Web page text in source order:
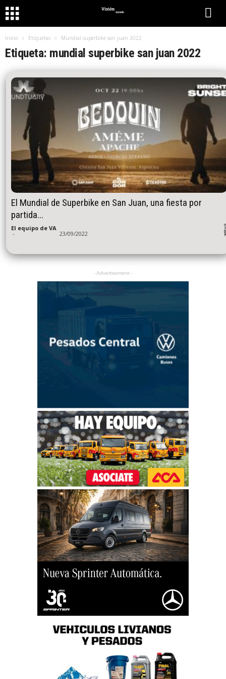
Inicio Etiquetas Mundial superbike san juan 2022
Etiqueta: mundial superbike san juan 2022
El Mundial de Superbike en San Juan, una fiesta por
partida...
El equipo de VA
- 23/09/2022
- Advertisement -